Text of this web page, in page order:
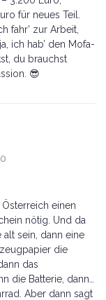
für neues Teil.
fahr’ zur Arbeit,
ich hab’ den Mofa-
du brauchst
😎
Österreich einen
nötig. Und da
alt sein, dann eine
die
das
die Batterie, dann…
Aber dann sagt